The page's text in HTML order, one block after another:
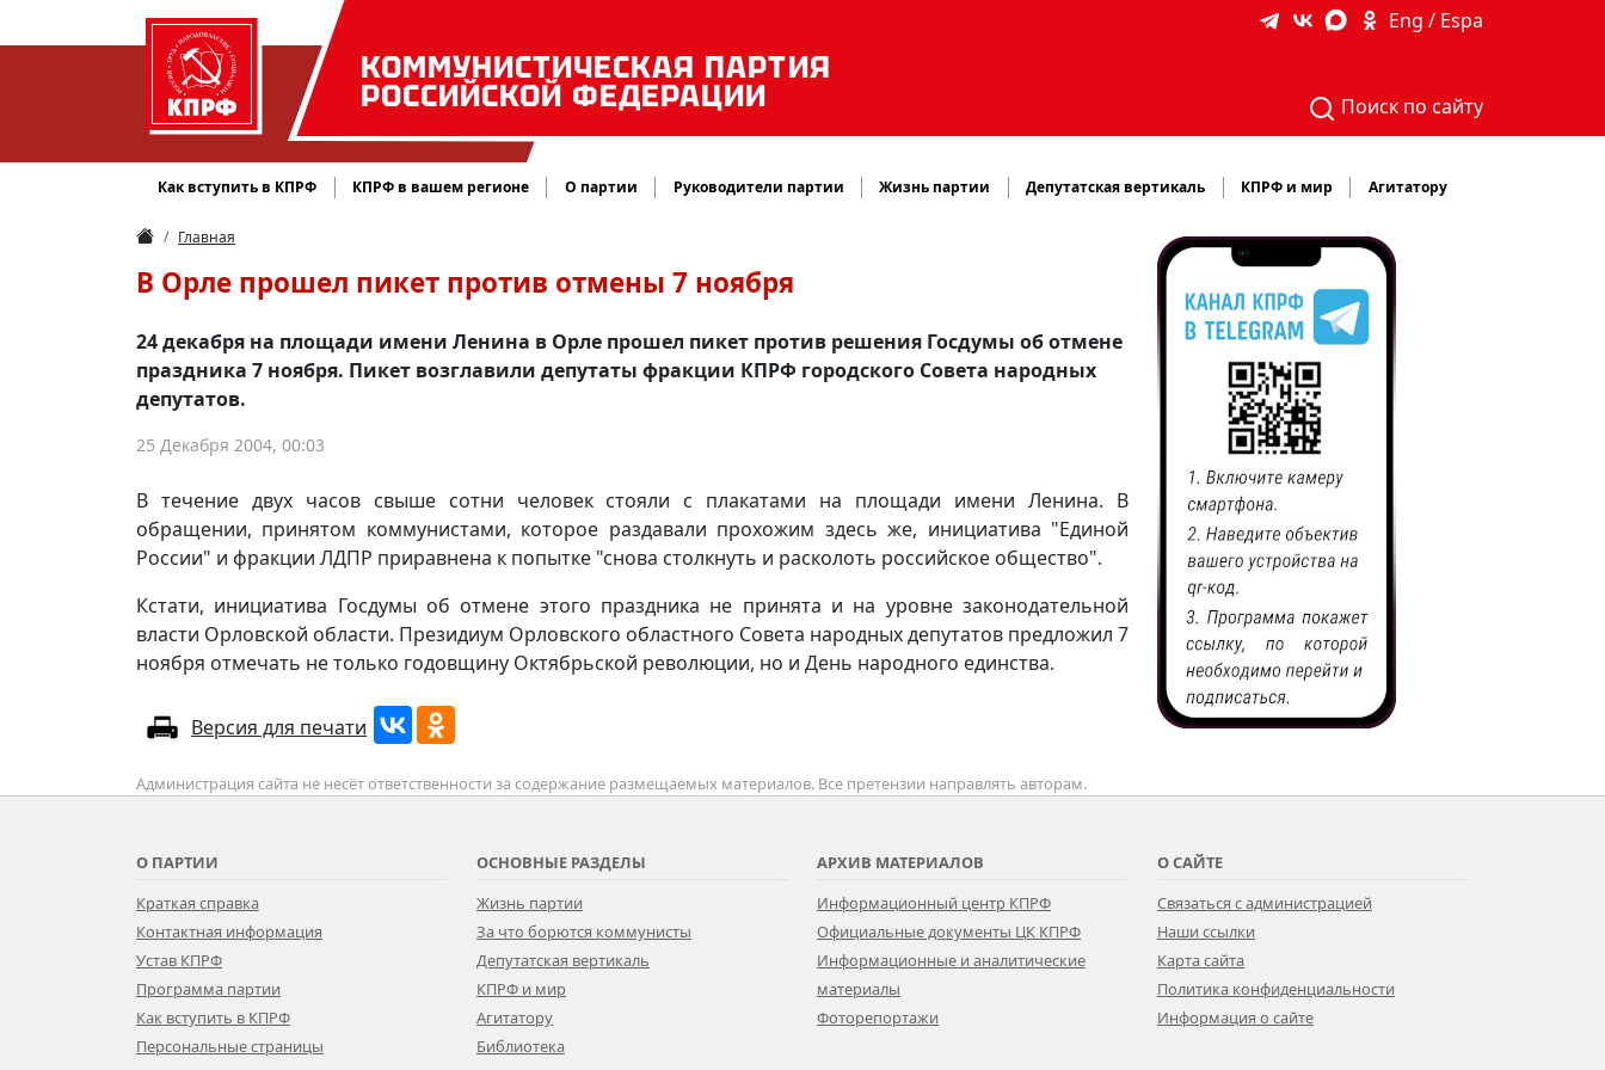
КОММУНИСТИЧЕСКАЯ ПАРТИЯ
РОССИЙСКОЙ ФЕДЕРАЦИИ
Eng / Espa
Поиск по сайту
Как вступить в КПРФ КПРФ в вашем регионе О партии Руководители партии Жизнь партии Депутатская вертикаль КПРФ и мир Агитатору
Главная
В Орле прошел пикет против отмены 7 ноября
24 декабря на площади имени Ленина в Орле прошел пикет против решения Госдумы об отмене
праздника 7 ноября. Пикет возглавили депутаты фракции КПРФ городского Совета народных
депутатов.
25 Декабря 2004, 00:03
В течение двух часов свыше сотни человек стояли с плакатами на площади имени Ленина. В
обращении, принятом коммунистами, которое раздавали прохожим здесь же, инициатива "Единой
России" и фракции ЛДПР приравнена к попытке "снова столкнуть и расколоть российское общество".
Кстати, инициатива Госдумы об отмене этого праздника не принята и на уровне законодательной
власти Орловской области. Президиум Орловского областного Совета народных депутатов предложил 7
ноября отмечать не только годовщину Октябрьской революции, но и День народного единства.
Версия для печати
Администрация сайта не несёт ответственности за содержание размещаемых материалов. Все претензии направлять авторам.
О ПАРТИИ
Краткая справка
Контактная информация
Устав КПРФ
Программа партии
Как вступить в КПРФ
Персональные страницы
ОСНОВНЫЕ РАЗДЕЛЫ
Жизнь партии
За что борются коммунисты
Депутатская вертикаль
КПРФ и мир
Агитатору
Библиотека
АРХИВ МАТЕРИАЛОВ
Информационный центр КПРФ
Официальные документы ЦК КПРФ
Информационные и аналитические
материалы
Фоторепортажи
О САЙТЕ
Связаться с администрацией
Наши ссылки
Карта сайта
Политика конфиденциальности
Информация о сайте